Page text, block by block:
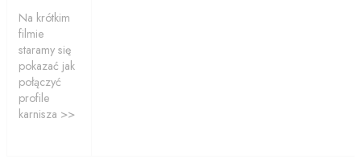
Na krótkim
filmie
staramy się
pokazać jak
połączyć
profile
karnisza >>